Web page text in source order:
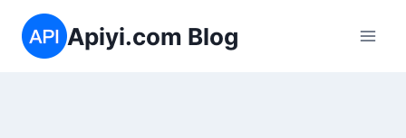
contenu
Apiyi.com Blog